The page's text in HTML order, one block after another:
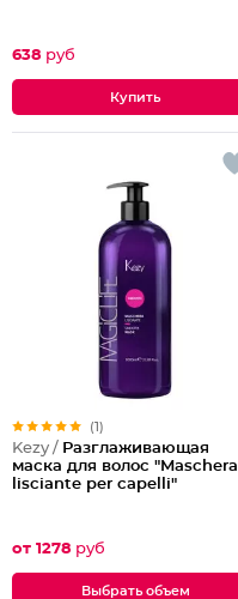
638 руб
(1)
Kezy / Разглаживающая
маска для волос "Maschera
lisciante per capelli"
от 1278 руб
Выбрать объем